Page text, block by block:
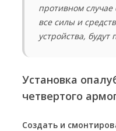
противном случае
все силы и
устройства,
Установка
четвертого
Создать и